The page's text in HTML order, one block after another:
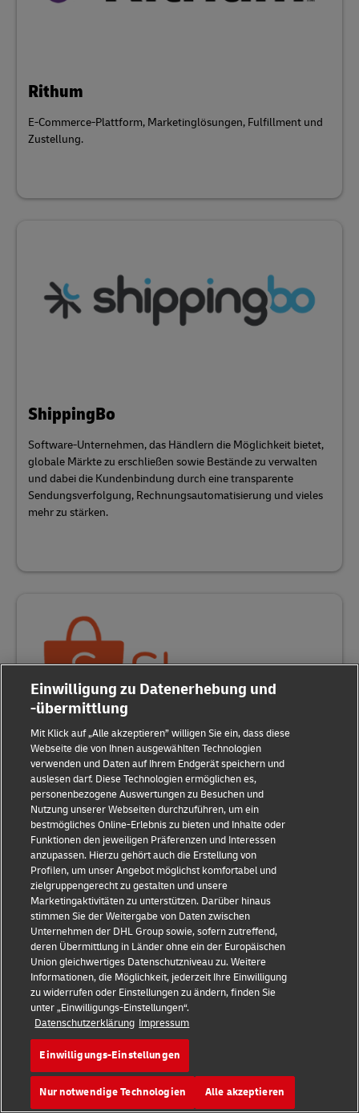
Rithum
E-Commerce-Plattform, Marketinglösungen, Fulfillment und
Zustellung.
ShippingBo
Software-Unternehmen, das Händlern die Möglichkeit bietet,
globale Märkte zu erschließen sowie Bestände zu verwalten
und dabei die Kundenbindung durch eine transparente
Sendungsverfolgung, Rechnungsautomatisierung und vieles
mehr zu stärken.
Anbindung an Rithum
Shopify
E-Commerce-Plattform mit anpassbaren Vorlagen und
zusätzlichen Merkmalen und Funktionen.
Einwilligung zu Datenerhebung und
-übermittlung
Mit Klick auf „Alle akzeptieren” willigen Sie ein, dass diese
Webseite die von Ihnen ausgewählten Technologien
verwenden und Daten auf Ihrem Endgerät speichern und
auslesen darf. Diese Technologien ermöglichen es,
personenbezogene Auswertungen zu Besuchen und
Nutzung unserer Webseiten durchzuführen, um ein
bestmögliches Online-Erlebnis zu bieten und Inhalte oder
Funktionen den jeweiligen Präferenzen und Interessen
anzupassen. Hierzu gehört auch die Erstellung von
Profilen, um unser Angebot möglichst komfortabel und
zielgruppengerecht zu gestalten und unsere
Marketingaktivitäten zu unterstützen. Darüber hinaus
stimmen Sie der Weitergabe von Daten zwischen
Unternehmen der DHL Group sowie, sofern zutreffend,
deren Übermittlung in Länder ohne ein der Europäischen
Union gleichwertiges Datenschutzniveau zu. Weitere
Informationen, die Möglichkeit, jederzeit Ihre Einwilligung
zu widerrufen oder Einstellungen zu ändern, finden Sie
unter „Einwilligungs-Einstellungen“.
Datenschutzerklärung Impressum
Einwilligungs-Einstellungen
Nur notwendige Technologien Alle akzeptieren